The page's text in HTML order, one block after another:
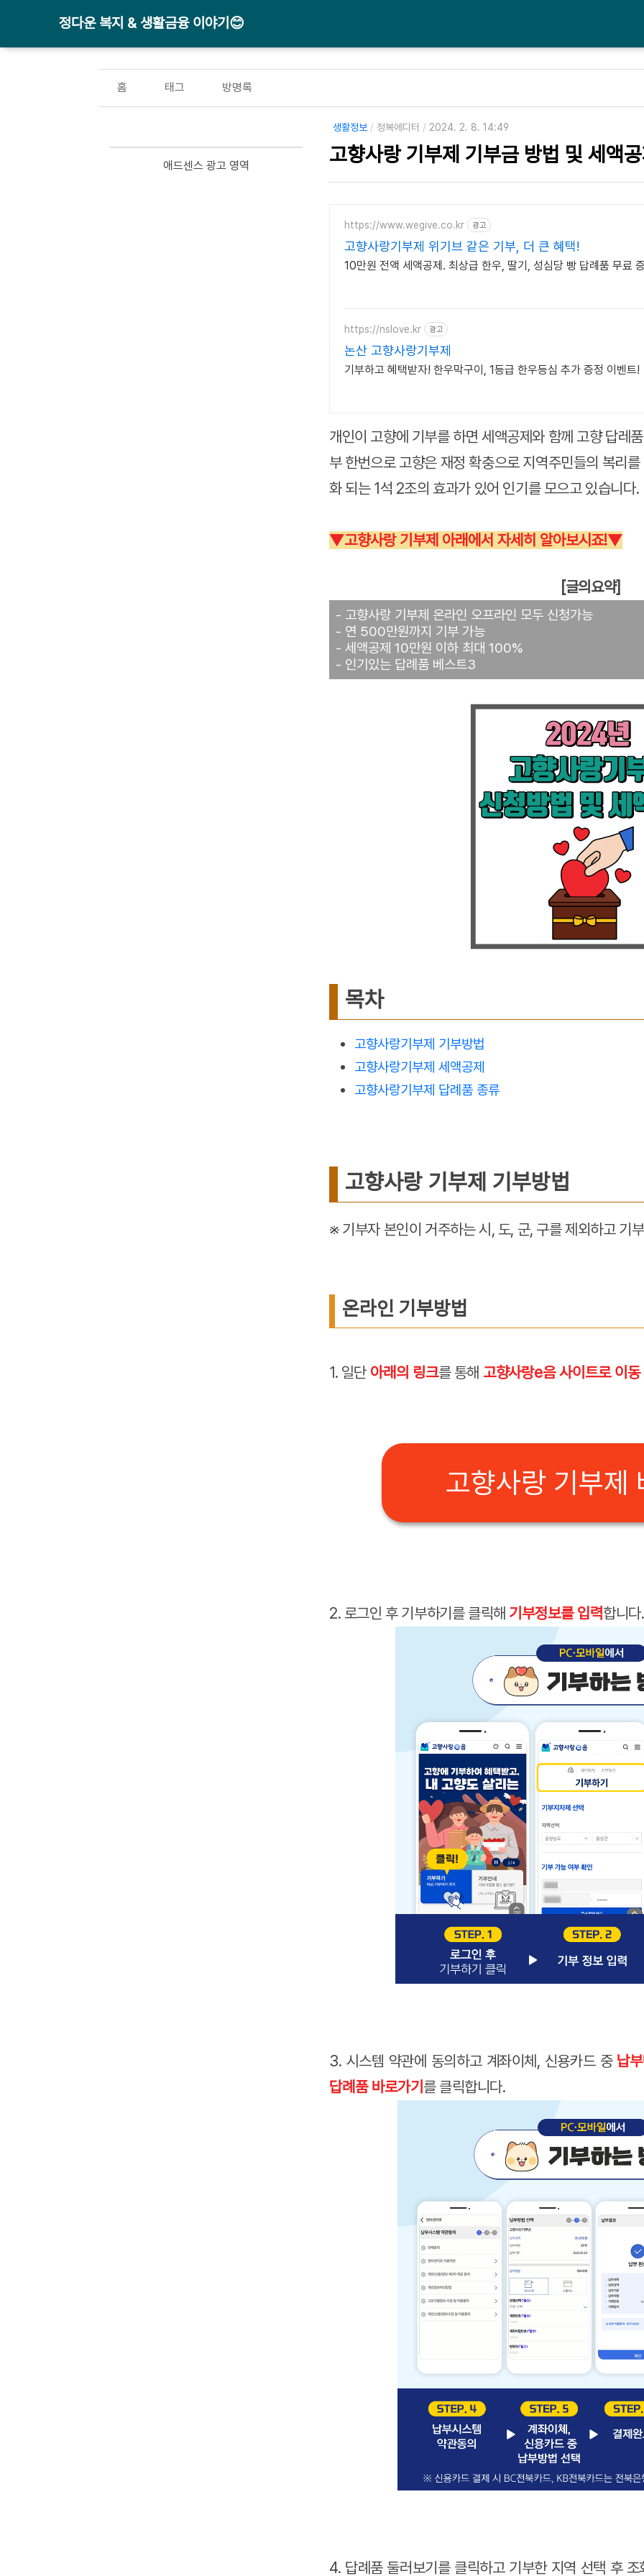
정다운 복지 & 생활금융 이야기😊
홈 태그 방명록
생활정보 / 정복에디터 / 2024. 2. 8. 14:49
고향사랑 기부제 기부금 방법 및 세액
https://www.wegive.co.kr 광고
고향사랑기부제 위기브 같은 기부, 더 큰 혜택!
10만원 전액 세액공제. 최상급 한우, 딸기, 성심당 빵 답례품 무료
https://nslove.kr 광고
논산 고향사랑기부제
기부하고 혜택받자! 한우막구이, 1등급 한우등심 추가 증정 이벤트!
개인이 고향에 기부를 하면 세액공제와 함께 고향 답레
부 한번으로 고향은 재정 확충으로 지역주민들의 복리
화 되는 1석 2조의 효과가 있어 인기를 모으고 있습니다.
▼고향사랑 기부제 아래에서 자세히 알아보시죠!▼
[글의요약]
- 고향사랑 기부제 온라인 오프라인 모두 신청가능
- 연 500만원까지 기부 가능
- 세액공제 10만원 이하 최대 100%
- 인기있는 답례품 베스트3
목차
고향사랑기부제 기부방법
고향사랑기부제 세액공제
고향사랑기부제 답례품 종류
고향사랑 기부제 기부방법
※ 기부자 본인이 거주하는 시, 도, 군, 구를 제외하고 기
온라인 기부방법
1. 일단 아래의 링크를 통해 고향사랑e음 사이트로 이
고향사랑 기부제
2. 로그인 후 기부하기를 클릭해 기부정보를 입력합니
3. 시스템 약관에 동의하고 계좌이체, 신용카드 중 납
답례품 바로가기 를 클릭합니다.
4. 답례품 둘러보기를 클릭하고 기부한 지역 선택 후
애드센스 광고 영역